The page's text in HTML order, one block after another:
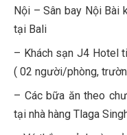
Nội – Sân bay Nội Bài
tại Bali
– Khách sạn J4 Hotel
( 02 người/phòng,
– Các bữa ăn theo
tại nhà hàng Tlaga